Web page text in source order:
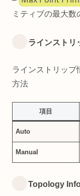
ミティブの最大数
ラインストリ
ラインストリップ
方法
項目
Auto
Manual
Topology